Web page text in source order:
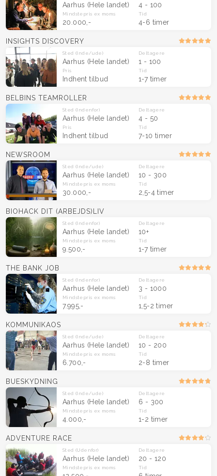
Aarhus (Hele landet) 4 - 100
Mindstepris ex moms
20.000,-
Tid
4-6 timer
INSIGHTS DISCOVERY
Sted (Inde/ude)
Aarhus (Hele landet)
Deltagere
1 - 100
Pris
Indhent tilbud
Tid
1-7 timer
BELBINS TEAMROLLER
Sted (Indenfor)
Aarhus (Hele landet)
Deltagere
4 - 50
Pris
Indhent tilbud
Tid
7-10 timer
NEWSROOM
Sted (Inde/ude)
Aarhus (Hele landet)
Deltagere
10 - 300
Mindstepris ex moms
30.000,-
Tid
2,5-4 timer
BIOHACK DIT (ARBEJDS)LIV
Sted (Indenfor)
Aarhus (Hele landet)
Deltagere
10+
Mindstepris ex moms
9.500,-
Tid
1-7 timer
THE BANK JOB
Sted (Indenfor)
Aarhus (Hele landet)
Deltagere
3 - 1000
Mindstepris ex moms
7.995,-
Tid
1,5-2 timer
KOMMUNIKAOS
Sted (Inde/ude)
Aarhus (Hele landet)
Deltagere
10 - 200
Mindstepris ex moms
6.700,-
Tid
2-8 timer
BUESKYDNING
Sted (Inde/ude)
Aarhus (Hele landet)
Deltagere
6 - 300
Mindstepris ex moms
4.000,-
Tid
1-2 timer
ADVENTURE RACE
Sted (Udenfor)
Aarhus (Hele landet)
Deltagere
20 - 120
Mindstepris ex moms Tid